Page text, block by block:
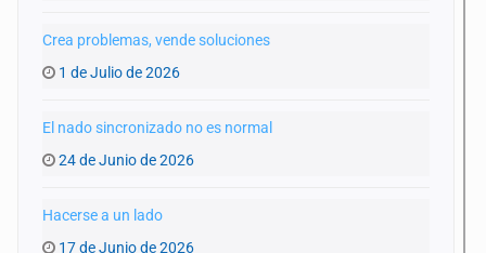
Crea problemas, vende soluciones
1 de Julio de 2026
El nado sincronizado no es normal
24 de Junio de 2026
Hacerse a un lado
17 de Junio de 2026